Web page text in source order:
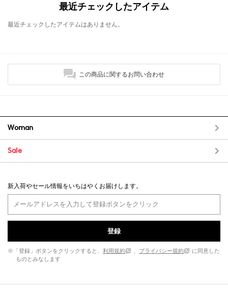
最近チェックしたアイテム
最近チェックしたアイテムはありません。
この商品に関するお問い合わせ
Woman
Sale
新入荷やセール情報をいちはやくお届けします。
登録
※「登録」ボタンをクリックすると、 利用規約 、 プライバシー規約
に同意した
ものとみなします